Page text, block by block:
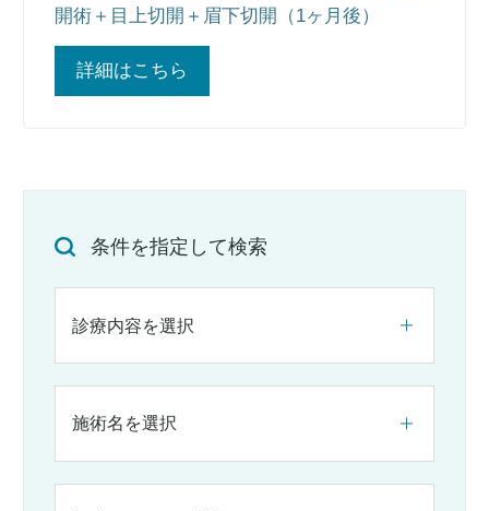
開術＋目上切開＋眉下切開（1ヶ月後）
詳細はこちら
条件を指定して検索
診療内容を選択
施術名を選択